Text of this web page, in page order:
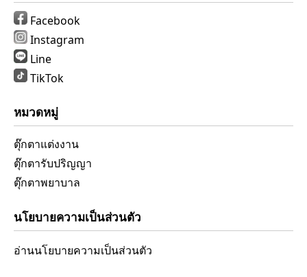
Facebook
Instagram
Line
TikTok
หมวดหมู่
ตุ๊กตาแต่งงาน
ตุ๊กตารับปริญญา
ตุ๊กตาพยาบาล
นโยบายความเป็นส่วนตัว
อ่านนโยบายความเป็นส่วนตัว